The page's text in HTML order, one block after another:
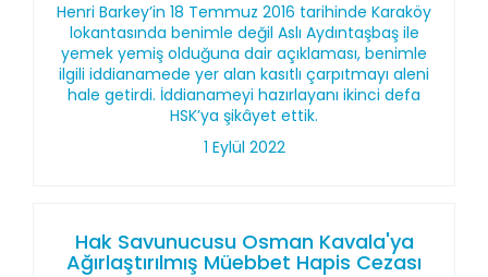
Henri Barkey’in 18 Temmuz 2016 tarihinde Karaköy
lokantasında benimle değil Aslı Aydıntaşbaş ile
yemek yemiş olduğuna dair açıklaması, benimle
ilgili iddianamede yer alan kasıtlı çarpıtmayı aleni
hale getirdi. İddianameyi hazırlayanı ikinci defa
HSK’ya şikâyet ettik.
1 Eylül 2022
Hak Savunucusu Osman Kavala'ya
Ağırlaştırılmış Müebbet Hapis Cezası